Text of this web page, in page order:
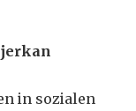
in sozialen